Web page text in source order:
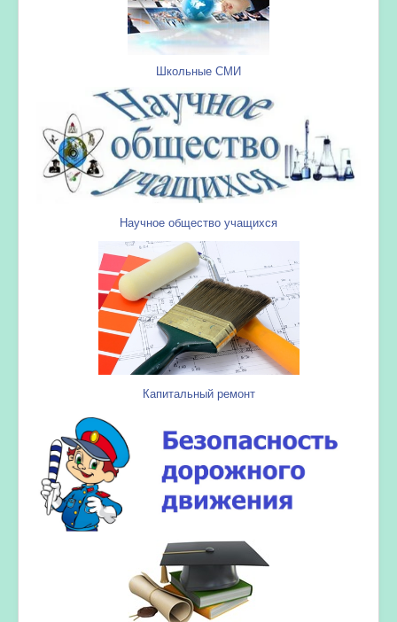
Школьные СМИ
Научное общество учащихся
Капитальный ремонт